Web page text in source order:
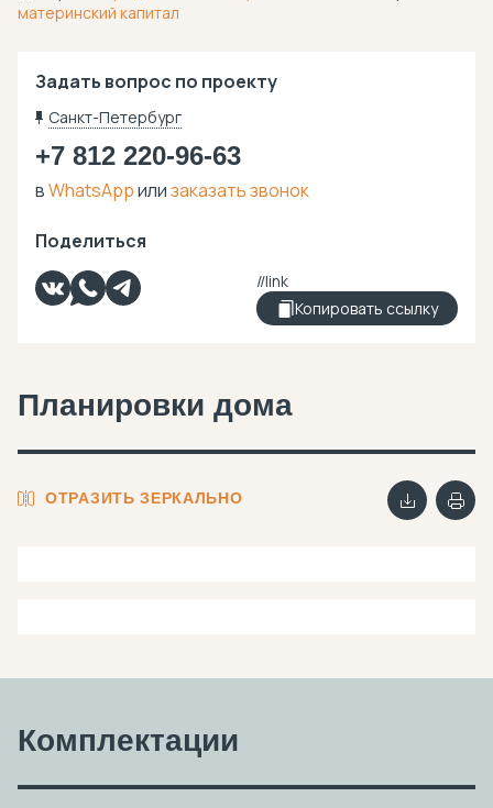
материнский капитал
Задать вопрос по проекту
Санкт-Петербург
+7 812 220-96-63
вWhatsAppилизаказать звонок
Поделиться
Копировать ссылку
Планировки дома
ОТРАЗИТЬ ЗЕРКАЛЬНО
Комплектации